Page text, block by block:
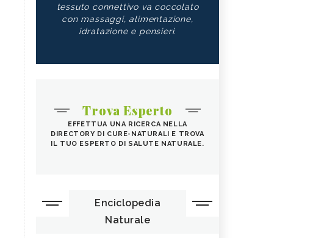
tessuto connettivo va coccolato
con massaggi, alimentazione,
idratazione e pensieri.
Trova Esperto
EFFETTUA UNA RICERCA NELLA
DIRECTORY DI CURE-NATURALI E TROVA
IL TUO ESPERTO DI SALUTE NATURALE.
Enciclopedia
Naturale